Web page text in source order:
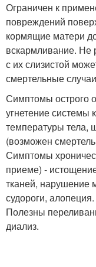
Ограничен к
повреждений
кормящие матери
вскармливание. Не
с их слизистой
смертельные
Симптомы острого
угнетение
температуры тела,
(возможен
Симптомы
приеме) -
тканей, нарушение
судороги,
Полезны
диализ.